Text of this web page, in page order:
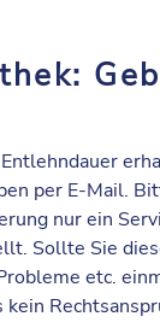
per E-Mail.
nur ein
Sollte Sie
etc.
kein